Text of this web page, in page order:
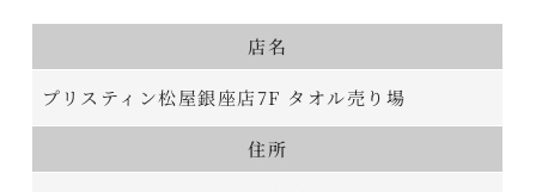
店名
プリスティン松屋銀座店7F タオル売り場
住所